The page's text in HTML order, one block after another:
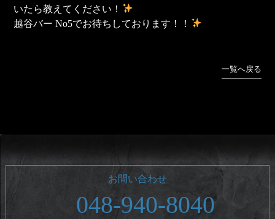
いたら教えてください！
越谷バー No5でお待ちしております！！
一覧へ戻る
お問い合わせ
048-940-8040